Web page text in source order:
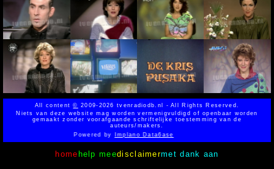
All content© 2009-2026 tvenradiodb.nl - All Rights Reserved.
Niets van deze website mag worden vermenigvuldigd of openbaar worden
gemaakt zonder voorafgaande schriftelijke toestemming van de
auteurs/makers.
Powered byImplano Data6ase
home help meedisclaimermet dank aan